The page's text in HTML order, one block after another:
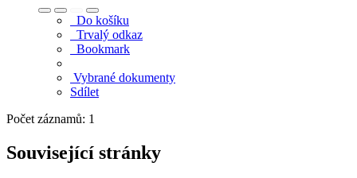
Do košíku
Trvalý odkaz
Bookmark
Vybrané dokumenty
Sdílet
Počet záznamů: 1
Související stránky